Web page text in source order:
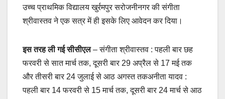
उच्च प्राथमिक विद्यालय खुर्रमपुर सरोजनीनगर की संगीता
श्रीवास्तव ने एक सत्र में ही इसके लिए आवेदन कर दिया।
इस तरह ली गई सीसीएल– संगीता श्रीवास्तव : पहली बार छह
फरवरी से सात मार्च तक, दूसरी बार 29 अप्रैल से 17 मई तक
और तीसरी बार 24 जुलाई से आठ अगस्त तकअनीता यादव :
पहली बार 14 फरवरी से 15 मार्च तक, दूसरी बार 24 मार्च से आठ